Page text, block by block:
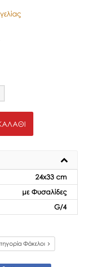
24x33 cm
με Φυσαλίδες
G/4
Φάκελοι